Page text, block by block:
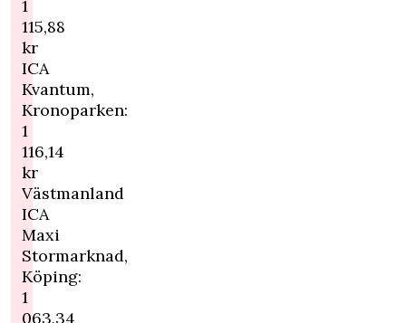
1
115,88
kr
ICA
Kvantum,
Kronoparken:
1
116,14
kr
Västmanland
ICA
Maxi
Stormarknad,
Köping:
1
063,34